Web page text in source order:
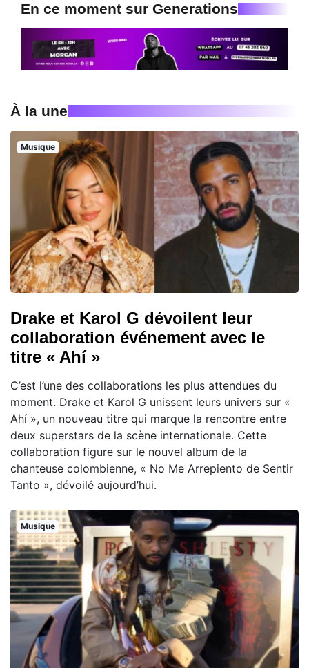
En ce moment sur Generations
À la une
Musique
Drake et Karol G dévoilent leur
collaboration événement avec le
titre « Ahí »
C’est l’une des collaborations les plus attendues du
moment. Drake et Karol G unissent leurs univers sur «
Ahí », un nouveau titre qui marque la rencontre entre
deux superstars de la scène internationale. Cette
collaboration figure sur le nouvel album de la
chanteuse colombienne, « No Me Arrepiento de Sentir
Tanto », dévoilé aujourd’hui.
Musique